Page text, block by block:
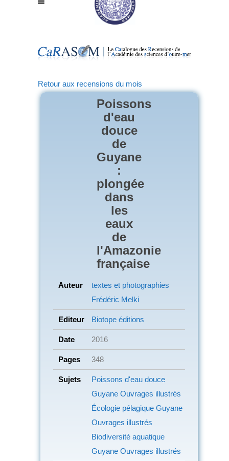
Retour aux recensions du mois
Poissons
d'eau
douce
de
Guyane
:
plongée
dans
les
eaux
de
l'Amazonie
française
Auteur
textes et photographies
Frédéric Melki
Editeur Biotope éditions
Date 2016
Pages 348
Sujets
Poissons d'eau douce
Guyane Ouvrages illustrés
Écologie pélagique Guyane
Ouvrages illustrés
Biodiversité aquatique
Guyane Ouvrages illustrés